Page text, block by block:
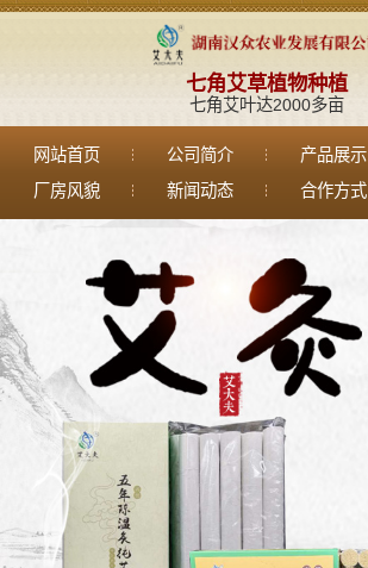
七角艾草植物种植
七角艾叶达2000多亩
网站首页 公司简介 产品展示
厂房风貌
新闻动态 合作方式